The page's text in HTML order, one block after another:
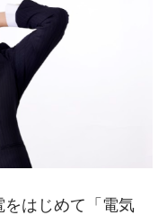
をはじめて「電気